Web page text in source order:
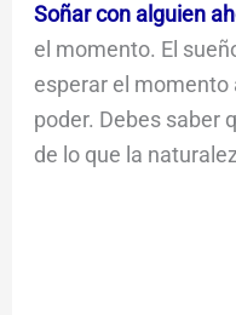
Soñar con alguien
el momento. El
esperar el momento
poder. Debes saber
de lo que la